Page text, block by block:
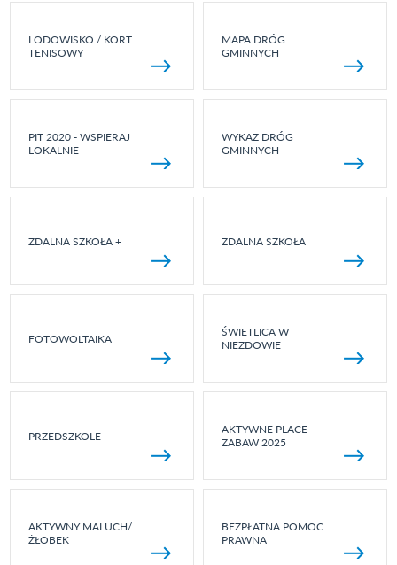
LODOWISKO / KORT
TENISOWY
MAPA DRÓG
GMINNYCH
PIT 2020 - WSPIERAJ
LOKALNIE
WYKAZ DRÓG
GMINNYCH
ZDALNA SZKOŁA + ZDALNA SZKOŁA
FOTOWOLTAIKA
ŚWIETLICA W
NIEZDOWIE
PRZEDSZKOLE
AKTYWNE PLACE
ZABAW 2025
AKTYWNY MALUCH/
ŻŁOBEK
BEZPŁATNA POMOC
PRAWNA